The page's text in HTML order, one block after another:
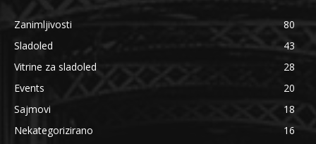
Zanimljivosti
80
Sladoled
43
Vitrine za sladoled
28
Events
20
Sajmovi
18
Nekategorizirano
16